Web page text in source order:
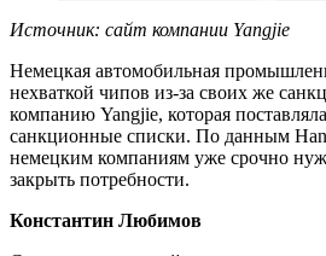
Источник: сайт компании Yangjie
Немецкая автомобильная
нехваткой чипов из-за своих же
компанию Yangjie, которая
санкционные списки. По данным
немецким компаниям уже срочно
закрыть потребности.
Константин Любимов